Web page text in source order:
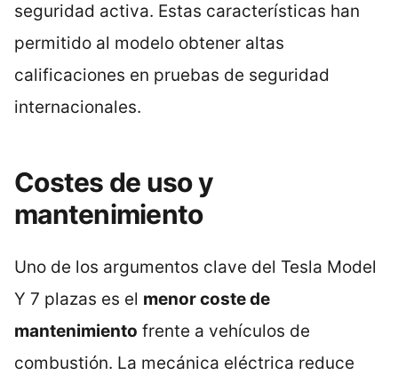
seguridad activa. Estas características han
permitido al modelo obtener altas
calificaciones en pruebas de seguridad
internacionales.
Costes de uso y
mantenimiento
Uno de los argumentos clave del Tesla Model
Y 7 plazas es el menor coste de
mantenimiento frente a vehículos de
combustión. La mecánica eléctrica reduce